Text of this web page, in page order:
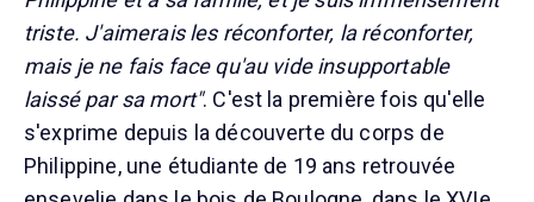
triste. J'aimerais les réconforter, la réconforter,
mais je ne fais face qu'au vide insupportable
laissé par sa mort". C'est la première fois qu'elle
s'exprime depuis la découverte du corps de
Philippine, une étudiante de 19 ans retrouvée